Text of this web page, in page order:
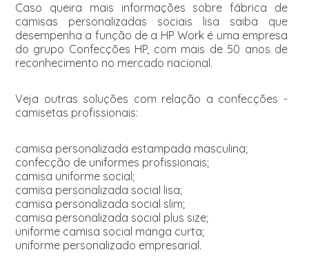
Caso queira mais informações sobre fábrica de
camisas personalizadas sociais lisa saiba que
desempenha a função de a HP Work é uma empresa
do grupo Confecções HP, com mais de 50 anos de
reconhecimento no mercado nacional.
Veja outras soluções com relação a confecções -
camisetas profissionais:
camisa personalizada estampada masculina;
confecção de uniformes profissionais;
camisa uniforme social;
camisa personalizada social lisa;
camisa personalizada social slim;
camisa personalizada social plus size;
uniforme camisa social manga curta;
uniforme personalizado empresarial.